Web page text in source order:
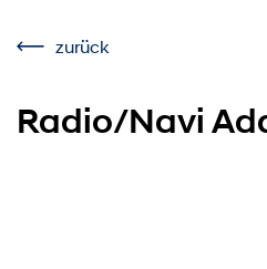
zurück
Radio/Navi